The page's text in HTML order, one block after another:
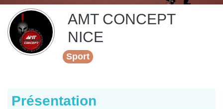
AMT CONCEPT
NICE
Sport
Présentation